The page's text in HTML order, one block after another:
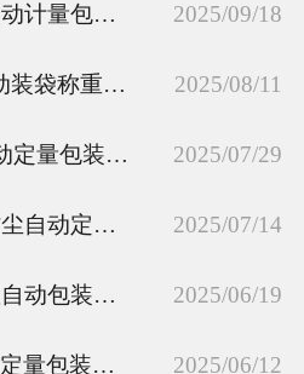
化工粉末10-40kg半自动计量包装秤定制 2025/09/18
木薯粉1-25公斤半自动装袋称重包装秤厂家 2025/08/11
供应添加剂粉末半自动定量包装秤5-30kg 2025/07/29
10-50kg黑麦粉粉末防尘自动定量包装秤定制 2025/07/14
发酵饲料粉末10-40kg自动包装秤厂家 2025/06/19
10-30公斤半自动粉末定量包装秤设备 2025/06/12